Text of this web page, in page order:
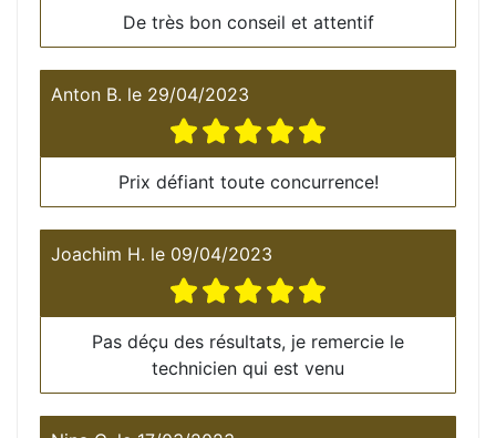
De très bon conseil et attentif
Anton B. le 29/04/2023
Prix défiant toute concurrence!
Joachim H. le 09/04/2023
Pas déçu des résultats, je remercie le
technicien qui est venu